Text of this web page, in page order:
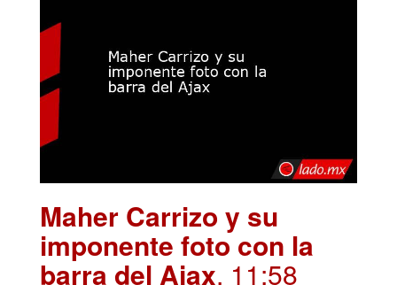
Maher Carrizo y su
imponente foto con la
barra del Ajax. 11:58